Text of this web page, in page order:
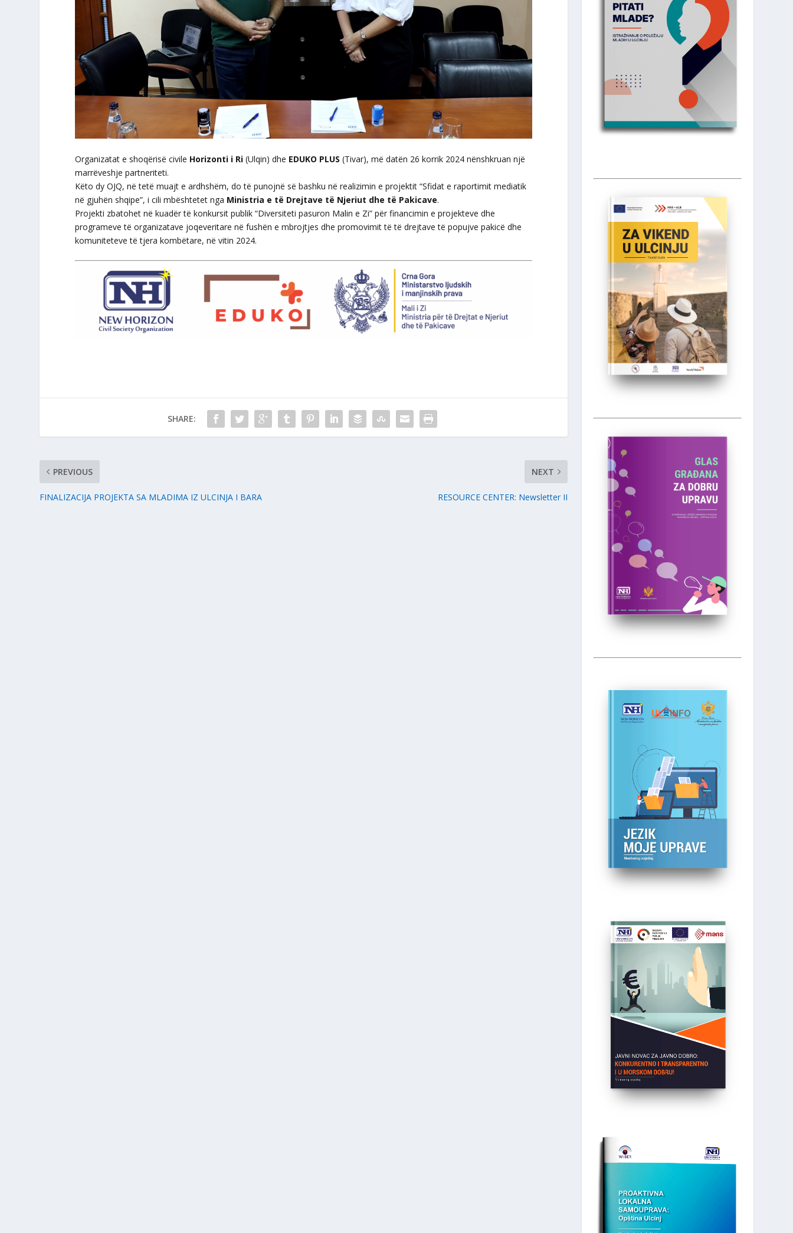
Organizatat e shoqërisë civile Horizonti i Ri (Ulqin) dhe EDUKO PLUS (Tivar), më datën 26 korrik 2024 nënshkruan një
marrëveshje partneriteti.
Këto dy OJQ, në tetë muajt e ardhshëm, do të punojnë së bashku në realizimin e projektit “Sfidat e raportimit mediatik
në gjuhën shqipe”, i cili mbështetet nga Ministria e të Drejtave të Njeriut dhe të Pakicave.
Projekti zbatohet në kuadër të konkursit publik “Diversiteti pasuron Malin e Zi” për financimin e projekteve dhe
programeve të organizatave joqeveritare në fushën e mbrojtjes dhe promovimit të të drejtave të popujve pakicë dhe
komuniteteve të tjera kombëtare, në vitin 2024.
SHARE:
PREVIOUS
FINALIZACIJA PROJEKTA SA MLADIMA IZ ULCINJA I BARA
NEXT
RESOURCE CENTER: Newsletter II